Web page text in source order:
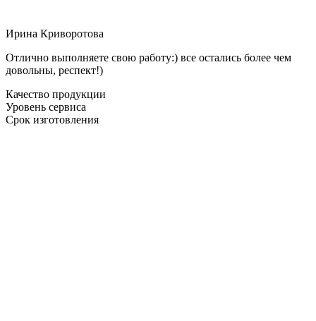
Ирина Криворотова
Отлично выполняете свою работу:) все остались более чем
довольны, респект!)
Качество продукции
Уровень сервиса
Срок изготовления